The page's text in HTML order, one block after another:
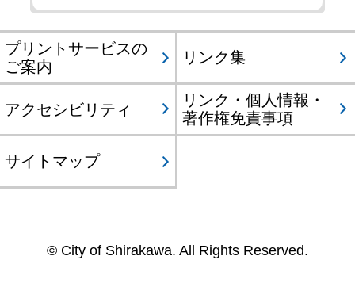
プリントサービスの
ご案内
リンク集
アクセシビリティ
リンク・個人情報・
著作権免責事項
サイトマップ
© City of Shirakawa. All Rights Reserved.